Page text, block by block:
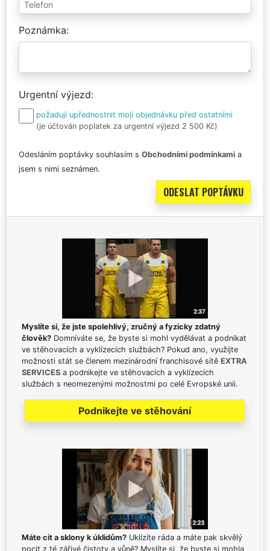
Poznámka
Urgentní výjezd
požaduji upřednostnit moji objednávku před ostatními
(je účtován poplatek za urgentní výjezd 2 500 Kč)
Odesláním poptávky souhlasím s Obchodními podmínkami a
jsem s nimi seznámen.
Myslíte si, že jste spolehlivý, zručný a fyzicky zdatný
člověk? Domníváte se, že byste si mohl vydělávat a podnikat
ve stěhovacích a vyklízecích službách? Pokud ano, využijte
možnosti stát se členem mezinárodní franchisové sítě EXTRA
SERVICES a podnikejte ve stěhovacích a vyklízecích
službách s neomezenými možnostmi po celé Evropské unii.
Podnikejte ve stěhování
Máte cit a sklony k úklidům? Uklízíte ráda a máte pak skvělý
pocit z té zářivé čistoty a vůně? Myslíte si, že byste si mohla